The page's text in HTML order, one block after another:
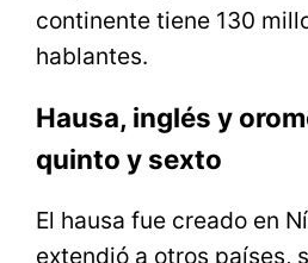
continente tiene 130
hablantes.
Hausa, inglés y
quinto y sexto
El hausa fue creado en
extendió a otros países,